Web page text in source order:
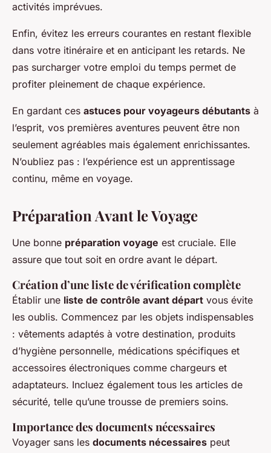
activités imprévues.
Enfin, évitez les erreurs courantes en restant flexible
dans votre itinéraire et en anticipant les retards. Ne
pas surcharger votre emploi du temps permet de
profiter pleinement de chaque expérience.
En gardant ces astuces pour voyageurs débutants à
l’esprit, vos premières aventures peuvent être non
seulement agréables mais également enrichissantes.
N’oubliez pas : l’expérience est un apprentissage
continu, même en voyage.
Préparation Avant le Voyage
Une bonne préparation voyage est cruciale. Elle
assure que tout soit en ordre avant le départ.
Création d’une liste de vérification complète
Établir une liste de contrôle avant départ vous évite
les oublis. Commencez par les objets indispensables
: vêtements adaptés à votre destination, produits
d’hygiène personnelle, médications spécifiques et
accessoires électroniques comme chargeurs et
adaptateurs. Incluez également tous les articles de
sécurité, telle qu’une trousse de premiers soins.
Importance des documents nécessaires
Voyager sans les documents nécessaires peut